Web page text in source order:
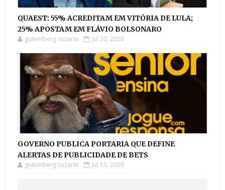
QUAEST: 55% ACREDITAM EM VITÓRIA DE LULA;
25% APOSTAM EM FLÁVIO BOLSONARO
gutemberg suzarte Jul 20, 2026
GOVERNO PUBLICA PORTARIA QUE DEFINE
ALERTAS DE PUBLICIDADE DE BETS
gutemberg suzarte Jul 13, 2026